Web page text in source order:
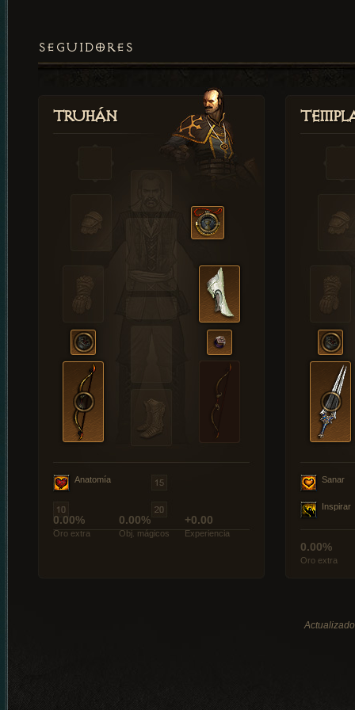
SEGUIDORES
Truhán
Anatomía
0.00%
Oro extra
0.00%
Obj. mágicos
+0.00
Experiencia
Sanar
Inspirar
0.00%
Oro extra